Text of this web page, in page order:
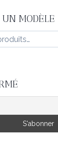
UN MODÈLE